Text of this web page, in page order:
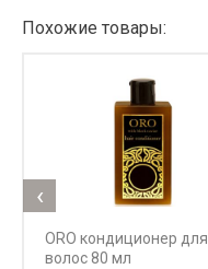
Похожие товары:
ORO кондиционер для
волос 80 мл
‹